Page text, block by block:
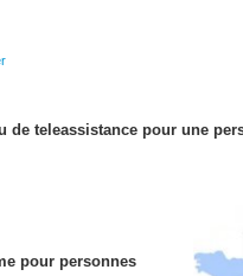
de teleassistance pour une
pour personnes